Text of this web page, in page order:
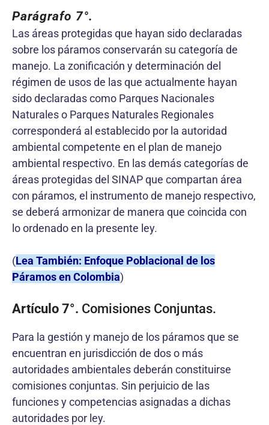
Parágrafo 7°.
Las áreas protegidas que hayan sido declaradas
sobre los páramos conservarán su categoría de
manejo. La zonificación y determinación del
régimen de usos de las que actualmente hayan
sido declaradas como Parques Nacionales
Naturales o Parques Naturales Regionales
corresponderá al establecido por la autoridad
ambiental competente en el plan de manejo
ambiental respectivo. En las demás categorías de
áreas protegidas del SINAP que compartan área
con páramos, el instrumento de manejo respectivo,
se deberá armonizar de manera que coincida con
lo ordenado en la presente ley.
(Lea También: Enfoque Poblacional de los
Páramos en Colombia)
Artículo 7°. Comisiones Conjuntas.
Para la gestión y manejo de los páramos que se
encuentran en jurisdicción de dos o más
autoridades ambientales deberán constituirse
comisiones conjuntas. Sin perjuicio de las
funciones y competencias asignadas a dichas
autoridades por ley.